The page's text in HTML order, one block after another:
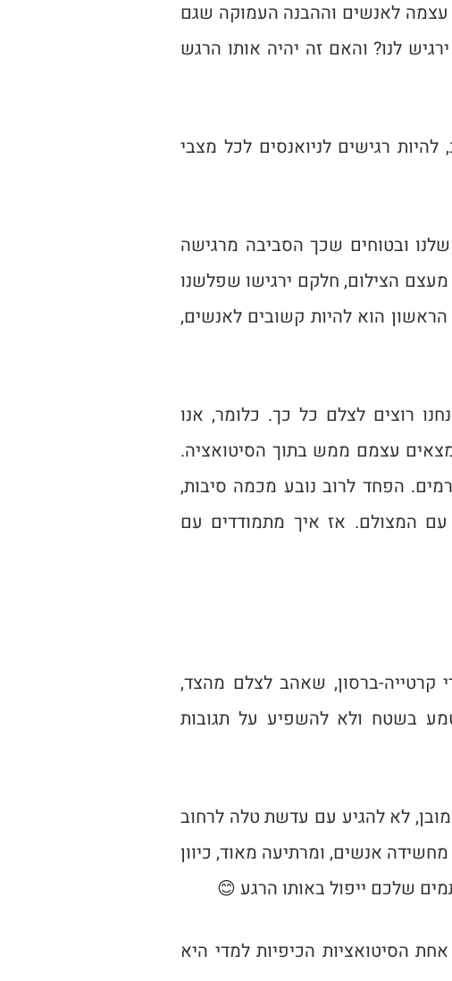
עצמה לאנשים וההבנה העמוקה שגם
לנו? והאם זה יהיה אותו הרגש
רגישים לניואנסים לכל מצבי
ובטוחים שכך הסביבה מרגישה
מעצם הצילום, חלקם ירגישו שפלשנו
הוא להיות קשובים לאנשים,
רוצים לצלם כל כך. כלומר, אנו
עצמם ממש בתוך הסיטואציה.
הפחד לרוב נובע מכמה סיבות,
המצולם. אז איך מתמודדים עם
קרטייה-ברסון, שאהב לצלם מהצד,
בשטח ולא להשפיע על תגובות
לא להגיע עם עדשת טלה לרחוב
אנשים, ומרתיעה מאוד, כיוון
שלכם ייפול באותו הרגע 😊
הסיטואציות הכיפיות למדי היא